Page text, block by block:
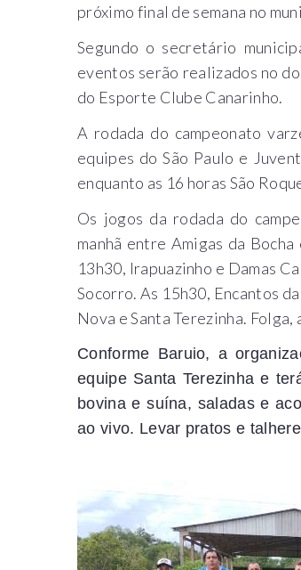
próximo final de semana no
Segundo o secretário
eventos serão realizados no
do Esporte Clube Canarinho.
A rodada do campeonato
equipes do São Paulo e
enquanto as 16 horas São
Os jogos da rodada do
manhã entre Amigas da
13h30, Irapuazinho e Damas
Socorro. As 15h30, Encantos
Nova e Santa Terezinha. Folga,
Conforme Baruio, a
equipe Santa Terezinha e
bovina e suína, saladas e
ao vivo. Levar pratos e